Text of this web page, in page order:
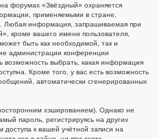
форумах «Звёздный» охраняется
применяемыми в стране,
Любая информация, запрашиваемая при
кроме вашего имени пользователя,
быть как необходимой, так и
администрации конференции
выбрать, какая информация
Кроме того, у вас есть возможность
автоматически сгенерированных
хэшированием). Однако не
пароль, регистрируясь на других
доступа к вашей учётной записи на